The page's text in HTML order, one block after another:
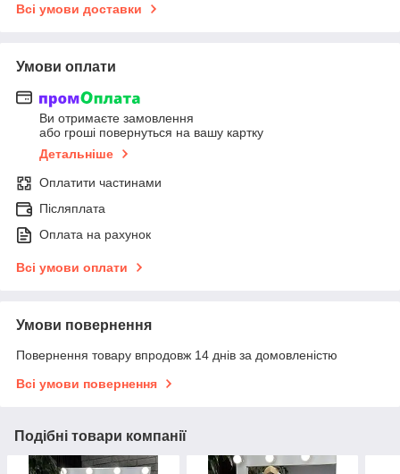
Всі умови доставки
Умови оплати
Ви отримаєте замовлення
або гроші повернуться на вашу картку
Детальніше
Оплатити частинами
Післяплата
Оплата на рахунок
Всі умови оплати
Умови повернення
Повернення товару впродовж 14 днів за домовленістю
Всі умови повернення
Подібні товари компанії